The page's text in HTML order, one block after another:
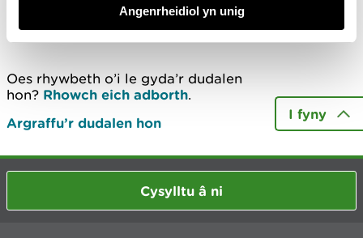
Angenrheidiol yn unig
Diweddarwyd ddiwethaf 13 Mai 2020
Oes rhywbeth o’i le gyda’r dudalen
hon? Rhowch eich adborth.
Argraffu’r dudalen hon
I fyny
Cysylltu â ni